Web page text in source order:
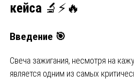
кейса 🔬⚡🔥
Введение 🎯
Свеча зажигания, несмотря на
является одним из самых